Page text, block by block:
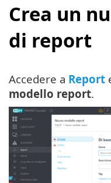
Crea un
di report
Accedere a Report
modello report.